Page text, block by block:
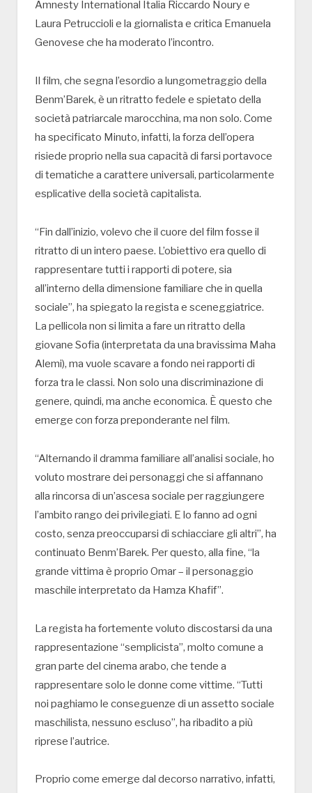
Amnesty International Italia Riccardo Noury e
Laura Petruccioli e la giornalista e critica Emanuela
Genovese che ha moderato l’incontro.
Il film, che segna l’esordio a lungometraggio della
Benm’Barek, è un ritratto fedele e spietato della
società patriarcale marocchina, ma non solo. Come
ha specificato Minuto, infatti, la forza dell’opera
risiede proprio nella sua capacità di farsi portavoce
di tematiche a carattere universali, particolarmente
esplicative della società capitalista.
“Fin dall’inizio, volevo che il cuore del film fosse il
ritratto di un intero paese. L’obiettivo era quello di
rappresentare tutti i rapporti di potere, sia
all’interno della dimensione familiare che in quella
sociale”, ha spiegato la regista e sceneggiatrice.
La pellicola non si limita a fare un ritratto della
giovane Sofia (interpretata da una bravissima Maha
Alemi), ma vuole scavare a fondo nei rapporti di
forza tra le classi. Non solo una discriminazione di
genere, quindi, ma anche economica. È questo che
emerge con forza preponderante nel film.
“Alternando il dramma familiare all’analisi sociale, ho
voluto mostrare dei personaggi che si affannano
alla rincorsa di un’ascesa sociale per raggiungere
l’ambito rango dei privilegiati. E lo fanno ad ogni
costo, senza preoccuparsi di schiacciare gli altri”, ha
continuato Benm’Barek. Per questo, alla fine, “la
grande vittima è proprio Omar – il personaggio
maschile interpretato da Hamza Khafif”.
La regista ha fortemente voluto discostarsi da una
rappresentazione “semplicista”, molto comune a
gran parte del cinema arabo, che tende a
rappresentare solo le donne come vittime. “Tutti
noi paghiamo le conseguenze di un assetto sociale
maschilista, nessuno escluso”, ha ribadito a più
riprese l’autrice.
Proprio come emerge dal decorso narrativo, infatti,